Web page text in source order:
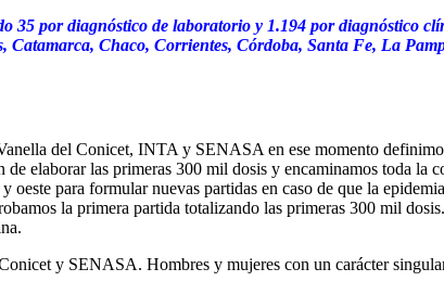
35 por diagnóstico de laboratorio y 1.194 por diagnóstico
Chaco, Corrientes, Córdoba, Santa Fe, La
del Conicet, INTA y SENASA en ese momento
elaborar las primeras 300 mil dosis y encaminamos toda la
oeste para formular nuevas partidas en caso de que la
la primera partida totalizando las primeras 300 mil
y SENASA. Hombres y mujeres con un carácter